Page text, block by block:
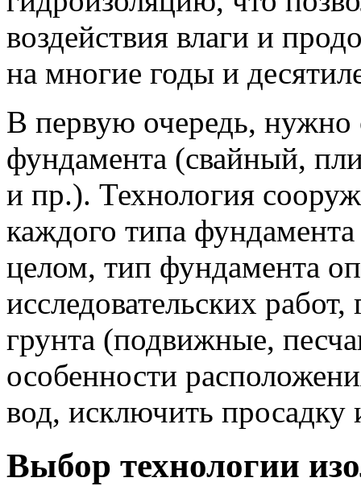
воздействия влаги и
на многие годы и
В первую очередь, нужно
фундамента (свайный,
и пр.). Технология
каждого типа
целом, тип фундамента
исследовательских
грунта (подвижные,
особенности
вод, исключить просадку
Выбор технологии